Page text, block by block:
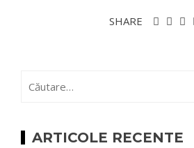
SHARE
după:
ARTICOLE RECENTE